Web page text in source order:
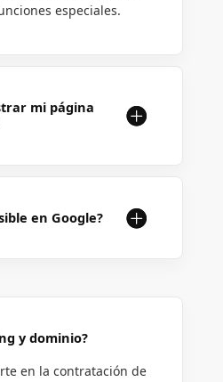
especiales.
mi página
en Google?
y dominio?
en la contratación de